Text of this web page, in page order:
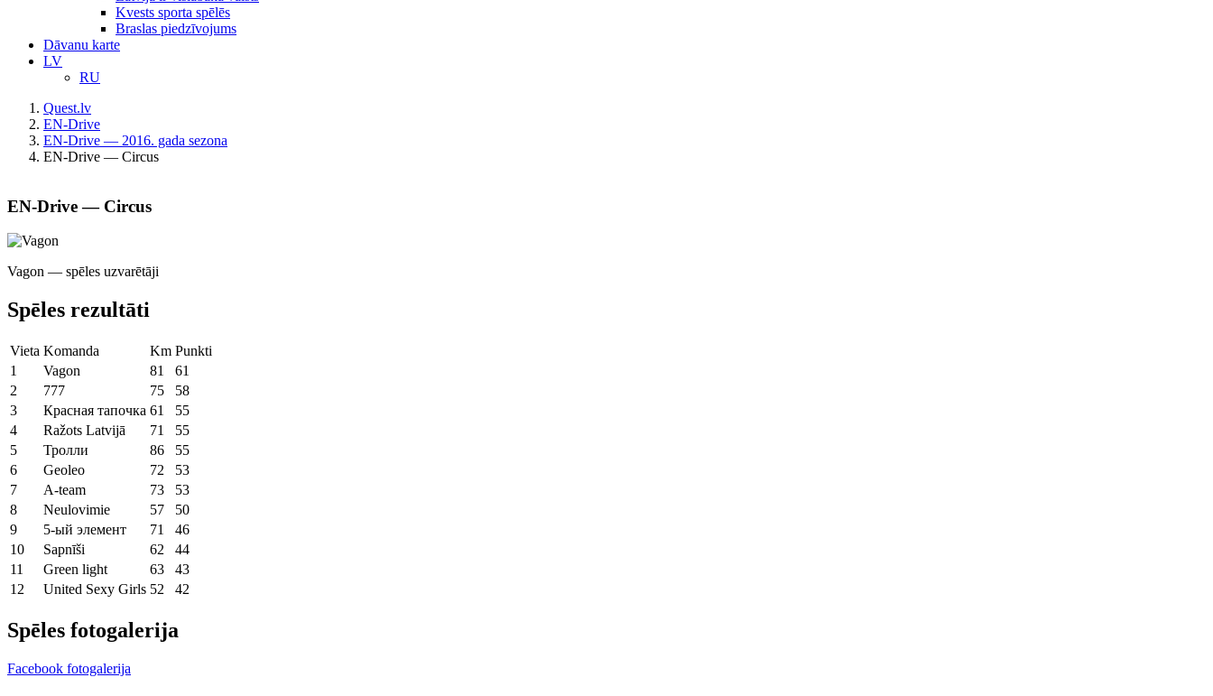
Kvests sporta spēlēs
Braslas piedzīvojums
Dāvanu karte
LV
RU
Quest.lv
EN-Drive
EN-Drive — 2016. gada sezona
EN-Drive — Circus
EN-Drive — Circus
Vagon — spēles uzvarētāji
Spēles rezultāti
Vieta Komanda Km Punkti
1
Vagon 81
61
2
777 75
58
3
Красная тапочка 61
55
4
Ražots Latvijā 71
55
5
Тролли 86
55
6
Geoleo 72
53
7
A-team 73
53
8
Neulovimie 57
50
9
5-ый элемент 71
46
10
Sapnīši 62
44
11
Green light 63
43
12
United Sexy Girls 52 42
Spēles fotogalerija
Facebook fotogalerija